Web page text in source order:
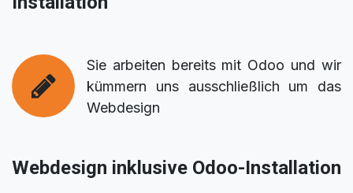
Sie arbeiten bereits mit Odoo und wir
kümmern uns ausschließlich um das
Webdesign
Webdesign inklusive Odoo-Installation